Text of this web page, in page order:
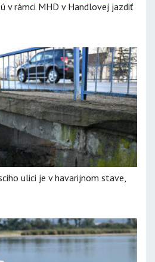
v rámci MHD v Handlovej jazdiť
ulici je v havarijnom stave,